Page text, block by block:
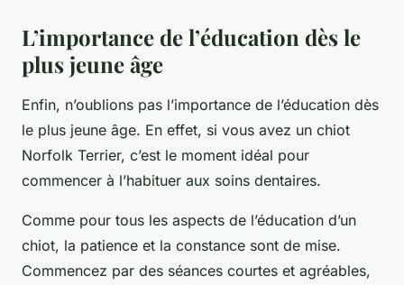
L’importance de l’éducation dès le
plus jeune âge
Enfin, n’oublions pas l’importance de l’éducation dès
le plus jeune âge. En effet, si vous avez un chiot
Norfolk Terrier, c’est le moment idéal pour
commencer à l’habituer aux soins dentaires.
Comme pour tous les aspects de l’éducation d’un
chiot, la patience et la constance sont de mise.
Commencez par des séances courtes et agréables,